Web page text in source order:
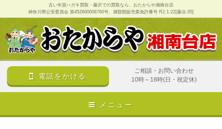
古い年賀ハガキ買取 - 藤沢での買取なら、おたからや湘南台店
神奈川県公安委員会 第452600008760号、酒類類販売業免許番号 R2.1.22[藤法-35]
電話をかける
ご相談・お問い合わせ
10時～18時(日・祝定休)
メニュー